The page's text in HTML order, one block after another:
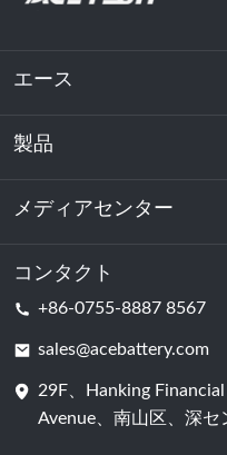
エース
私たちに関しては
持続可能性
製品
エネルギー貯蔵
データセンターおよびサ
バッテリーセル
メディアセンター
ニュース
コンタクト
+86-0755-8887 8567
sales@acebattery.com
29F、Hanking
Avenue、南山区、深セ